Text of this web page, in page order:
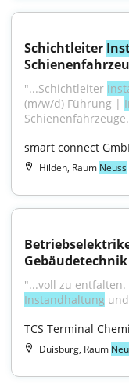
Schichtleiter
"...Schichtleiter
(m/w/d) Führung |
smart connect
Hilden, Raum Neuss
Instandhaltung
TCS Terminal
Duisburg, Raum